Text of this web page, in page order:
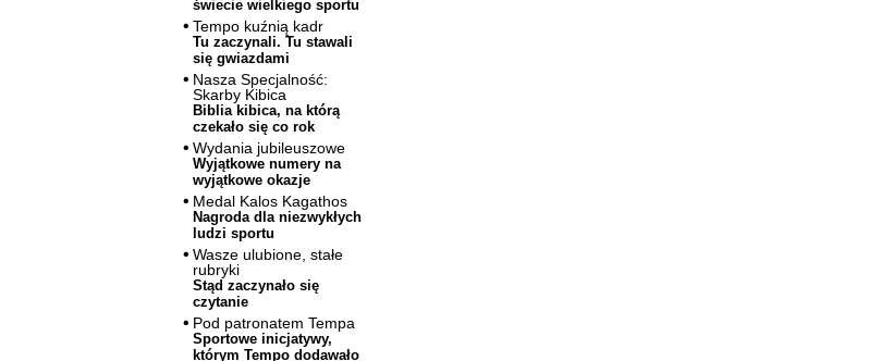
świecie wielkiego sportu
Tempo kuźnią kadr
Tu zaczynali. Tu stawali
się gwiazdami
Nasza Specjalność:
Skarby Kibica
Biblia kibica, na którą
czekało się co rok
Wydania jubileuszowe
Wyjątkowe numery na
wyjątkowe okazje
Medal Kalos Kagathos
Nagroda dla niezwykłych
ludzi sportu
Wasze ulubione, stałe
rubryki
Stąd zaczynało się
czytanie
Pod patronatem Tempa
Sportowe inicjatywy,
którym Tempo dodawało